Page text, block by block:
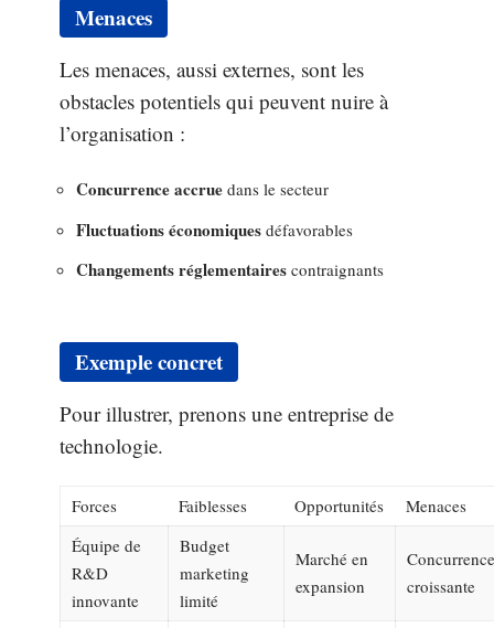
Menaces
Les menaces, aussi externes, sont les
obstacles potentiels qui peuvent nuire à
l’organisation :
Concurrence accrue dans le secteur
Fluctuations économiques défavorables
Changements réglementaires contraignants
Exemple concret
Pour illustrer, prenons une entreprise de
technologie.
Forces Faiblesses Opportunités
Menaces
Équipe de
R&D
innovante
Budget
marketing
limité
Marché en
expansion
Concurrence
croissante